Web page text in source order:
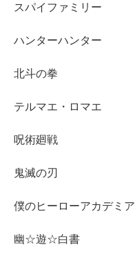
スパイファミリー
ハンターハンター
北斗の拳
テルマエ・ロマエ
呪術廻戦
鬼滅の刃
僕のヒーローアカデミア
幽☆遊☆白書